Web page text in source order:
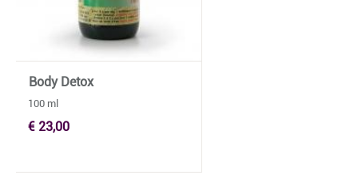
Body Detox
100 ml
€ 23,00